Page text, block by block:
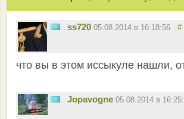
ss720 05.08.2014 в 16:18:56 #
что вы в этом иссыкуле нашли,
Jopavogne 05.08.2014 в